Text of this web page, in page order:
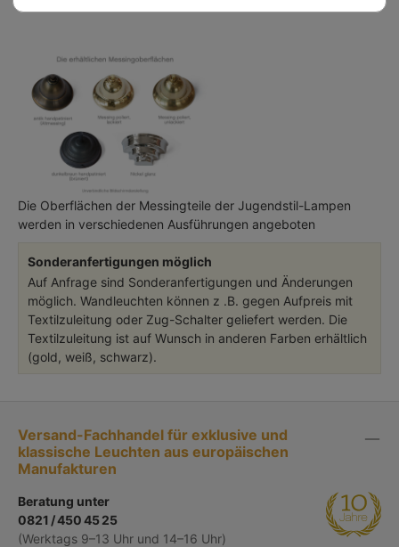
Die Oberflächen der Messingteile der Jugendstil-Lampen
werden in verschiedenen Ausführungen angeboten
Sonderanfertigungen möglich
Auf Anfrage sind Sonderanfertigungen und Änderungen
möglich. Wandleuchten können z .B. gegen Aufpreis mit
Textilzuleitung oder Zug-Schalter geliefert werden. Die
Textilzuleitung ist auf Wunsch in anderen Farben erhältlich
(gold, weiß, schwarz).
Versand-Fachhandel für exklusive und
klassische Leuchten aus europäischen
Manufakturen
Beratung unter
0821 / 450 45 25
(Werktags 9–13 Uhr und 14–16 Uhr)